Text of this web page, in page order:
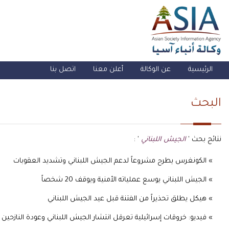
الرئيسية عن الوكالة أعلن معنا اتصل بنا
البحث
نتائج بحث 'الجيش اللبناني ' :
» الكونغرس يطرح مشروعاً لدعم الجيش اللبناني وتشديد العقوبات
» الجيش اللبناني يوسع عملياته الأمنية ويوقف 20 شخصاً
» هيكل يطلق تحذيراً من الفتنة قبل عيد الجيش اللبناني
» فيديو: خروقات إسرائيلية تعرقل انتشار الجيش اللبناني وعودة النازحين